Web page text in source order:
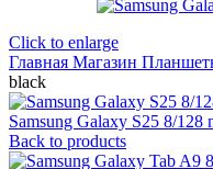
Click to enlarge
Главная Магазин
black
Samsung Galaxy S25 8/128
Back to products